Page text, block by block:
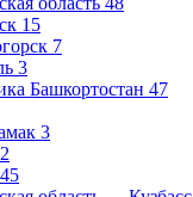
15
7
3
Башкортостан 47
3
2
45